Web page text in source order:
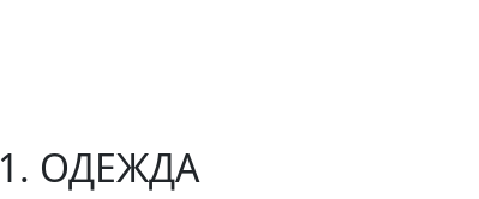
1. ОДЕЖДА